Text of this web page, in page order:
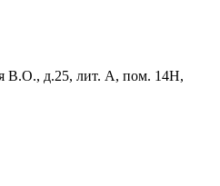
В.О., д.25, лит. А, пом. 14Н,